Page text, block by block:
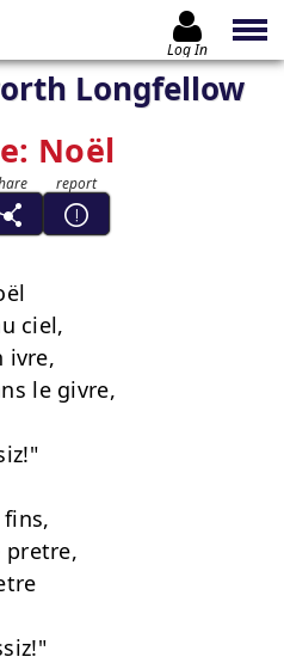
Log In
Longfellow
Noël
ciel,
ivre,
le givre,
pretre,